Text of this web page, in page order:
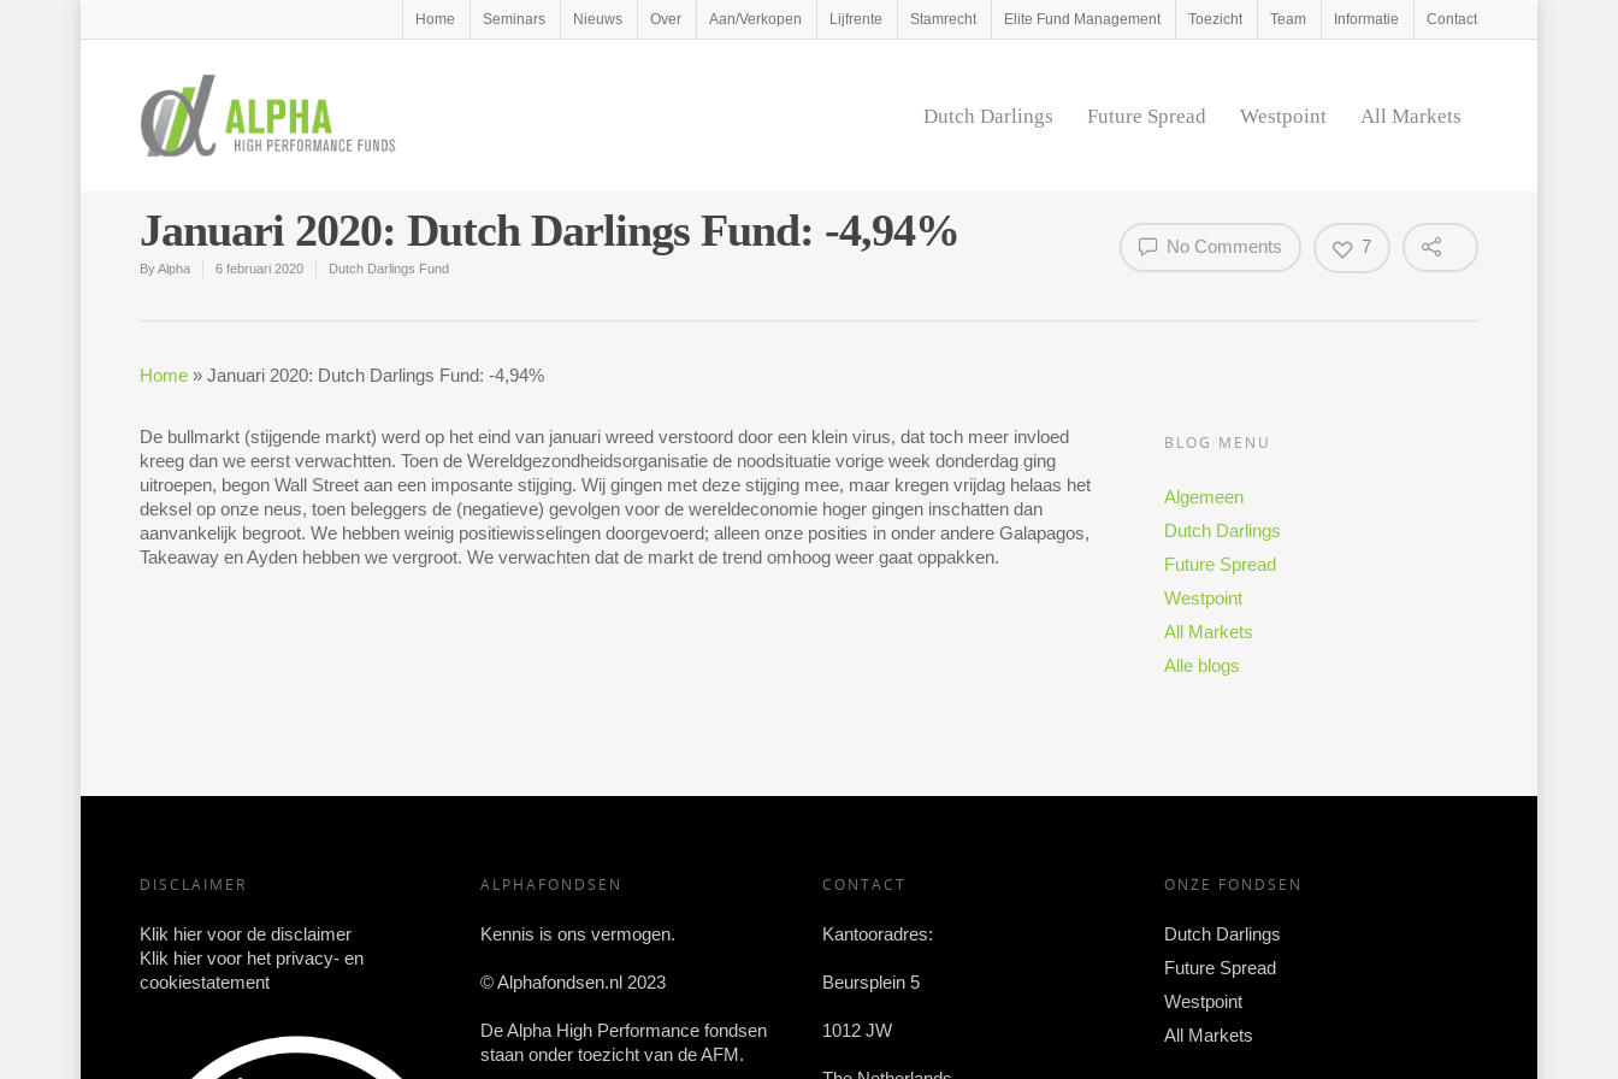
Home Seminars Nieuws Over Aan/Verkopen Lijfrente Stamrecht Elite Fund Management Toezicht Team Informatie Contact
Dutch Darlings Future Spread Westpoint All Markets
Januari 2020: Dutch Darlings Fund: -4,94%
ByAlpha 6 februari 2020 Dutch Darlings Fund
No Comments 7
Home» Januari 2020: Dutch Darlings Fund: -4,94%
De bullmarkt (stijgende markt) werd op het eind van januari wreed verstoord door een klein virus, dat toch meer invloed
kreeg dan we eerst verwachtten. Toen de Wereldgezondheidsorganisatie de noodsituatie vorige week donderdag ging
uitroepen, begon Wall Street aan een imposante stijging. Wij gingen met deze stijging mee, maar kregen vrijdag helaas het
deksel op onze neus, toen beleggers de (negatieve) gevolgen voor de wereldeconomie hoger gingen inschatten dan
aanvankelijk begroot. We hebben weinig positiewisselingen doorgevoerd; alleen onze posities in onder andere Galapagos,
Takeaway en Ayden hebben we vergroot. We verwachten dat de markt de trend omhoog weer gaat oppakken.
BLOG MENU
Algemeen
Dutch Darlings
Future Spread
Westpoint
All Markets
Alle blogs
DISCLAIMER
Klik hier voor de disclaimer
Klik hier voor het privacy- en
cookiestatement
ALPHAFONDSEN
Kennis is ons vermogen.
© Alphafondsen.nl 2023
De Alpha High Performance fondsen
staan onder toezicht van de AFM.
CONTACT
Kantooradres:
Beursplein 5
1012 JW
ONZE FONDSEN
Dutch Darlings
Future Spread
Westpoint
All Markets